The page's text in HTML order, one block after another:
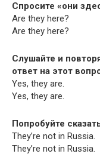
Спросите «они
Are they here?
Are they here?
Слушайте и
ответ на этот
Yes, they are.
Yes, they are.
Попробуйте
They’re not in Russia.
They’re not in Russia.